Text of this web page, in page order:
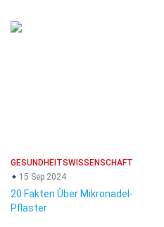
GESUNDHEITSWISSENSCHAFT
15 Sep 2024
20 Fakten Über Mikronadel-
Pflaster